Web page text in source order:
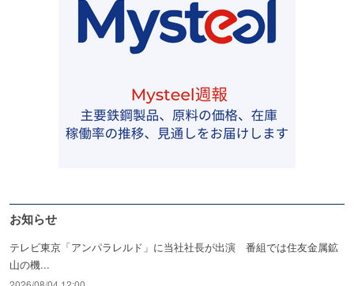
お知らせ
テレビ東京「アンパラレルド」に当社社長が出演 番組では住友金属鉱
山の機...